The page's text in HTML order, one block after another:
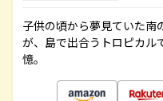
子供の頃から夢見ていた南
が、島で出合うトロピカル
憶。